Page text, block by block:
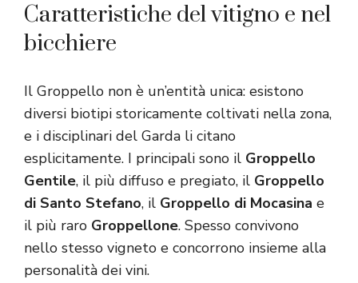
Caratteristiche del vitigno e nel
bicchiere
Il Groppello non è un’entità unica: esistono
diversi biotipi storicamente coltivati nella zona,
e i disciplinari del Garda li citano
esplicitamente. I principali sono il Groppello
Gentile, il più diffuso e pregiato, il Groppello
di Santo Stefano, il Groppello di Mocasina e
il più raro Groppellone. Spesso convivono
nello stesso vigneto e concorrono insieme alla
personalità dei vini.